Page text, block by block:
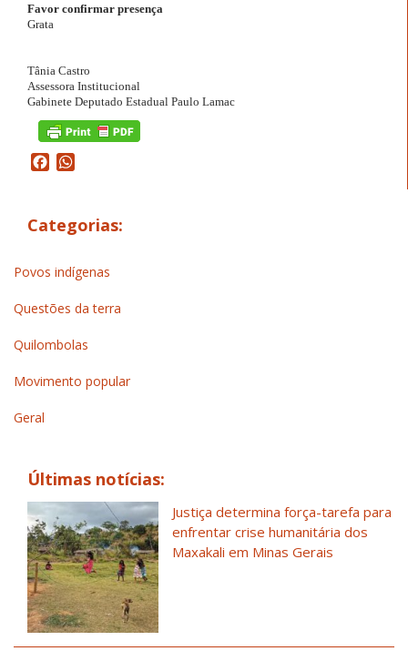
Favor confirmar presença
Grata
Tânia Castro
Assessora Institucional
Gabinete Deputado Estadual Paulo Lamac
Facebook
Categorias:
Povos indígenas
Questões da terra
Quilombolas
Movimento popular
Geral
Últimas notícias:
Justiça determina força-tarefa para
enfrentar crise humanitária dos
Maxakali em Minas Gerais